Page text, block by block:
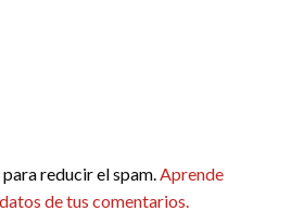
reducir el spam.Aprende
de tus comentarios.